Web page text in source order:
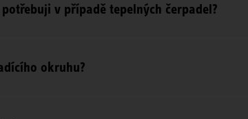
v případě tepelných čerpadel?
okruhu?